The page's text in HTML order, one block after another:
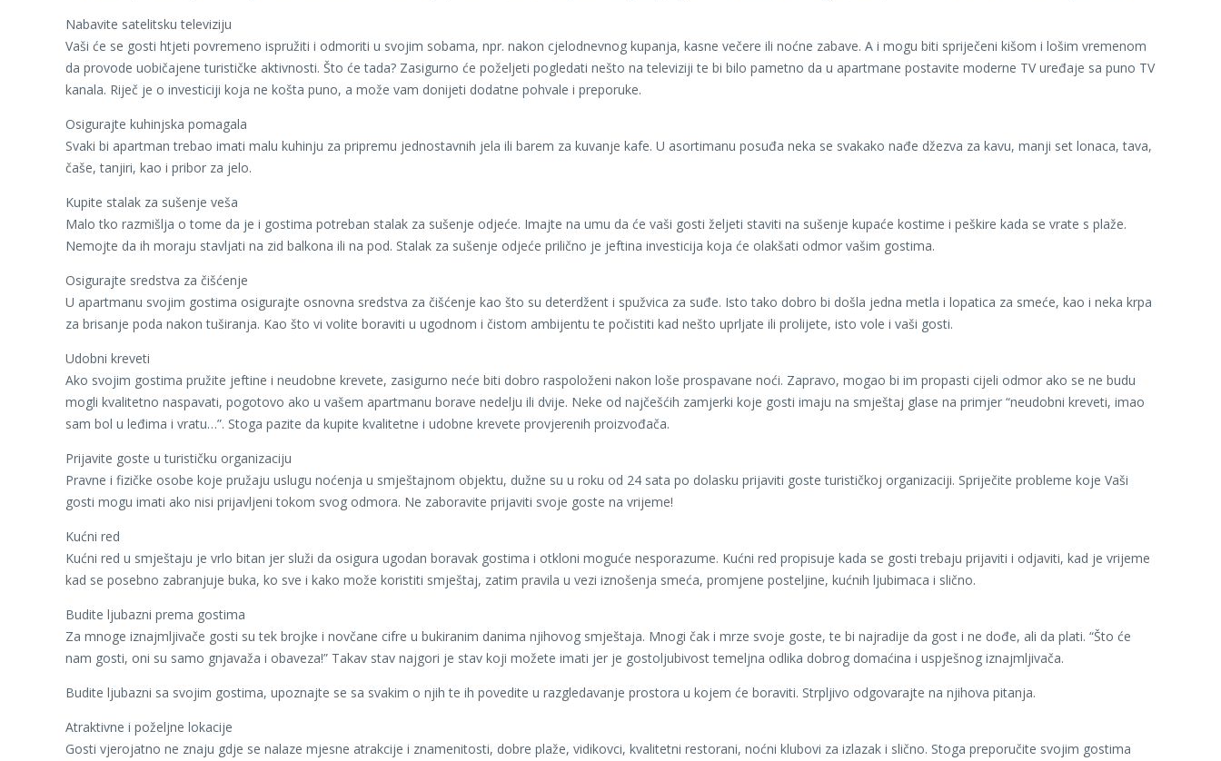
Nabavite satelitsku televiziju
Vaši će se gosti htjeti povremeno ispružiti i odmoriti u svojim sobama, npr. nakon cjelodnevnog kupanja, kasne večere ili noćne zabave. A i mogu biti spriječeni kišom i lošim vremenom
da provode uobičajene turističke aktivnosti. Što će tada? Zasigurno će poželjeti pogledati nešto na televiziji te bi bilo pametno da u apartmane postavite moderne TV uređaje sa puno TV
kanala. Riječ je o investiciji koja ne košta puno, a može vam donijeti dodatne pohvale i preporuke.
Osigurajte kuhinjska pomagala
Svaki bi apartman trebao imati malu kuhinju za pripremu jednostavnih jela ili barem za kuvanje kafe. U asortimanu posuđa neka se svakako nađe džezva za kavu, manji set lonaca, tava,
čaše, tanjiri, kao i pribor za jelo.
Kupite stalak za sušenje veša
Malo tko razmišlja o tome da je i gostima potreban stalak za sušenje odjeće. Imajte na umu da će vaši gosti željeti staviti na sušenje kupaće kostime i peškire kada se vrate s plaže.
Nemojte da ih moraju stavljati na zid balkona ili na pod. Stalak za sušenje odjeće prilično je jeftina investicija koja će olakšati odmor vašim gostima.
Osigurajte sredstva za čišćenje
U apartmanu svojim gostima osigurajte osnovna sredstva za čišćenje kao što su deterdžent i spužvica za suđe. Isto tako dobro bi došla jedna metla i lopatica za smeće, kao i neka krpa
za brisanje poda nakon tuširanja. Kao što vi volite boraviti u ugodnom i čistom ambijentu te počistiti kad nešto uprljate ili prolijete, isto vole i vaši gosti.
Udobni kreveti
Ako svojim gostima pružite jeftine i neudobne krevete, zasigurno neće biti dobro raspoloženi nakon loše prospavane noći. Zapravo, mogao bi im propasti cijeli odmor ako se ne budu
mogli kvalitetno naspavati, pogotovo ako u vašem apartmanu borave nedelju ili dvije. Neke od najčešćih zamjerki koje gosti imaju na smještaj glase na primjer “neudobni kreveti, imao
sam bol u leđima i vratu…”. Stoga pazite da kupite kvalitetne i udobne krevete provjerenih proizvođača.
Prijavite goste u turističku organizaciju
Pravne i fizičke osobe koje pružaju uslugu noćenja u smještajnom objektu, dužne su u roku od 24 sata po dolasku prijaviti goste turističkoj organizaciji. Spriječite probleme koje Vaši
gosti mogu imati ako nisi prijavljeni tokom svog odmora. Ne zaboravite prijaviti svoje goste na vrijeme!
Kućni red
Kućni red u smještaju je vrlo bitan jer služi da osigura ugodan boravak gostima i otkloni moguće nesporazume. Kućni red propisuje kada se gosti trebaju prijaviti i odjaviti, kad je vrijeme
kad se posebno zabranjuje buka, ko sve i kako može koristiti smještaj, zatim pravila u vezi iznošenja smeća, promjene posteljine, kućnih ljubimaca i slično.
Budite ljubazni prema gostima
Za mnoge iznajmljivače gosti su tek brojke i novčane cifre u bukiranim danima njihovog smještaja. Mnogi čak i mrze svoje goste, te bi najradije da gost i ne dođe, ali da plati. “Što će
nam gosti, oni su samo gnjavaža i obaveza!” Takav stav najgori je stav koji možete imati jer je gostoljubivost temeljna odlika dobrog domaćina i uspješnog iznajmljivača.
Budite ljubazni sa svojim gostima, upoznajte se sa svakim o njih te ih povedite u razgledavanje prostora u kojem će boraviti. Strpljivo odgovarajte na njihova pitanja.
Atraktivne i poželjne lokacije
Gosti vjerojatno ne znaju gdje se nalaze mjesne atrakcije i znamenitosti, dobre plaže, vidikovci, kvalitetni restorani, noćni klubovi za izlazak i slično. Stoga preporučite svojim gostima